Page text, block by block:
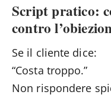
Script pratico:
contro
Se il cliente dice:
“Costa troppo.”
Non rispondere